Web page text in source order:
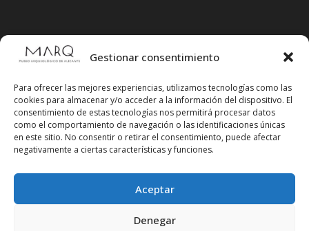
Gestionar consentimiento
Para ofrecer las mejores experiencias, utilizamos tecnologías como las
cookies para almacenar y/o acceder a la información del dispositivo. El
consentimiento de estas tecnologías nos permitirá procesar datos
como el comportamiento de navegación o las identificaciones únicas
en este sitio. No consentir o retirar el consentimiento, puede afectar
negativamente a ciertas características y funciones.
Aceptar
Denegar
Síguenos en redes sociales